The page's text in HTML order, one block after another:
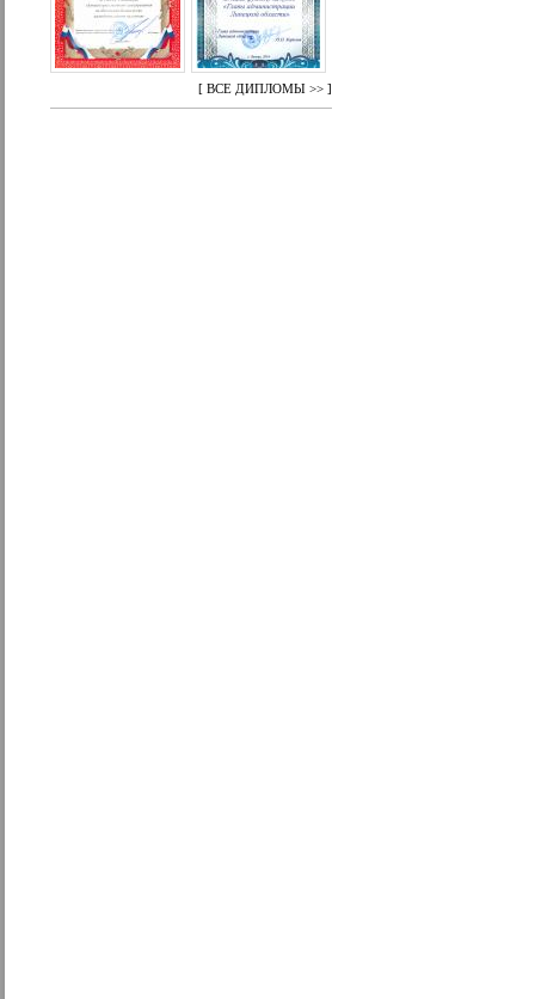
[ ВСЕ ДИПЛОМЫ >> ]